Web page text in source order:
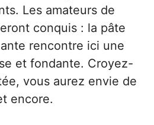
Les amateurs de
conquis : la pâte
rencontre ici une
et fondante. Croyez-
vous aurez envie de
encore.